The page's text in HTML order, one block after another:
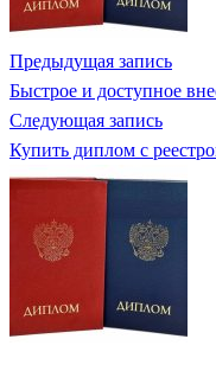
Предыдущая запись
Быстрое и доступное
Следующая запись
Купить диплом с